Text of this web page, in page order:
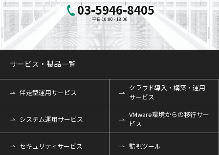
03-5946-8405
平日 10:00 - 18:00
サービス・製品一覧
伴走型運用サービス
クラウド導入・構築・運用
サービス
システム運用サービス
VMware環境からの移行サー
ビス
セキュリティサービス 監視ツール